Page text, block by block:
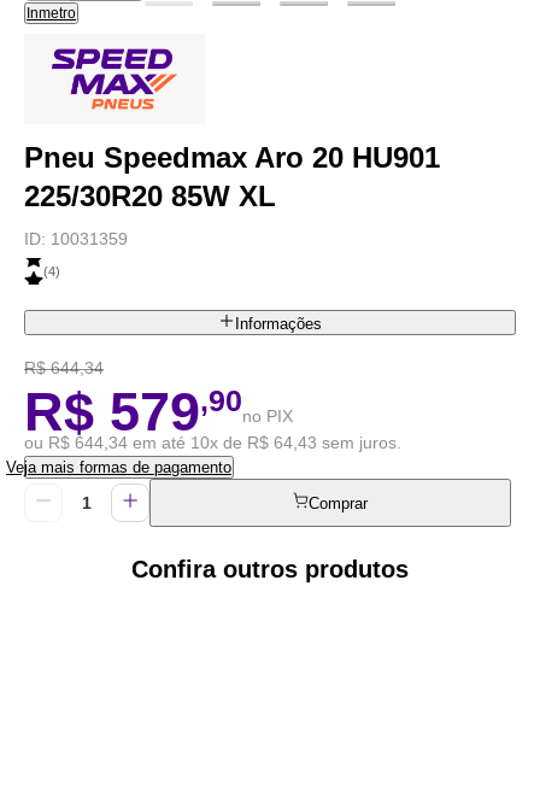
Inmetro
Pneu Speedmax Aro 20 HU901
225/30R20 85W XL
ID: 10031359
(4)
Informações
R$ 644,34
R$ 579,90no PIX
ou R$ 644,34 em até 10x de R$ 64,43 sem juros.
Veja mais formas de pagamento
Comprar
Confira outros produtos